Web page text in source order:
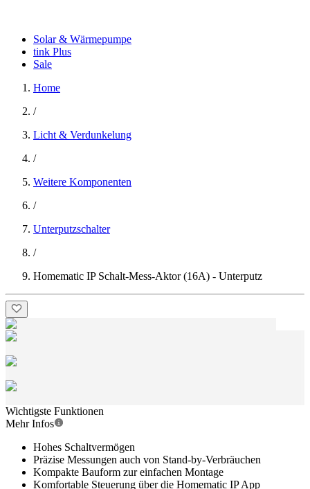
Solar & Wärmepumpe
tink Plus
Sale
Home
/
Licht & Verdunkelung
/
Weitere Komponenten
/
Unterputzschalter
/
Homematic IP Schalt-Mess-Aktor (16A) - Unterputz
Wichtigste Funktionen
Mehr Infos
Hohes Schaltvermögen
Präzise Messungen auch von Stand-by-Verbräuchen
Kompakte Bauform zur einfachen Montage
Komfortable Steuerung über die Homematic IP App